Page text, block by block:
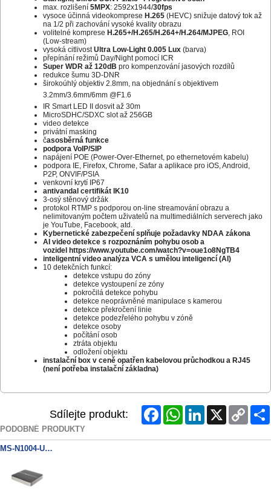
max. rozlišení 5MPX: 2592x1944/30fps
vysoce účinná videokomprese H.265 (HEVC) snižuje datový tok až
na 1/2 při zachování vysoké kvality obrazu
volitelné komprese H.265+/H.265/H.264+/H.264/MJPEG , ROI
(Low-stream)
vysoká citlivostUltra Low-Light 0.005 Lux (barva)
přepínání režimů Day/Night pomocí ICR
Super WDR až 120dB pro kompenzování jasových rozdílů
redukce šumu 3D-DNR
širokoúhlý objektiv 2.8mm, na objednání s objektivem
3.2mm/3.6mm/6mm @F1.6
IR Smart LED II dosvit až 30m
MicroSDHC/SDXC slot až 256GB
video detekce
privátní masking
časosběrná funkce
podpora VoIP/SIP
napájení POE (Power-Over-Ethernet, po ethernetovém kabelu)
podpora IE, Firefox, Chrome, Safar a aplikace pro iOS, Android,
P2P, ONVIF/PSIA
venkovní krytí IP67
antivandal certifikát IK10
3-osý stěnový držák
protokol RTMP s podporou on-line streamování obrazu a
nelimitovaným počtem uživatelů na multimediálních serverech jako
je YouTube, Facebook, atd.
Kybernetické zabezpečení splňuje požadavky NDAA zákona
AI video detekce s rozpoznáním pohybu osob a
vozidel https://www.youtube.com/watch?v=oue1o8NgTB4
inteligentní video analýza VCA s umělou inteligencí (AI)
10 detekčních funkcí:
detekce vstupu do zóny
detekce vystoupení ze zóny
pokročilá detekce pohybu
detekce neoprávněné manipulace s kamerou
detekce překročení linie
detekce podezřelého pohybu v zóně
detekce osoby
počítání osob
ztráta objektu
odložení objektu
instalační box v ceně opatřen kabelovou průchodkou a RJ45
(není potřeba instalační základna)
Sdílejte produkt: FacebookWhatsAppLinkedInX
Copy
Link
PODOBNÉ PRODUKTY
MS-N1004-UC 4ch.